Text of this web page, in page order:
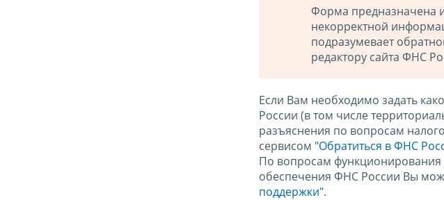
Форма предназначена
некорректной
подразумевает
редактору сайта ФНС
Если Вам необходимо задать
России (в том числе
разъяснения по вопросам
сервисом "Обратиться в ФНС
По вопросам функционирования
обеспечения ФНС России Вы
поддержки".